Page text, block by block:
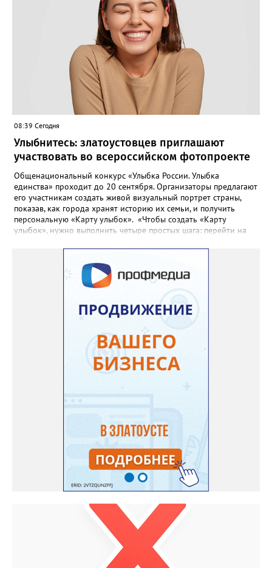
Жители писали в администрацию города и другие инстанции,
пытались ремонтировать дорогу своими силами – всё тщетно»,
– рассказали в ОНФ. Общественники подчеркнули: именно
они добились, чтобы участок разровняли и отсыпали. Для
этого потребовалось обратиться в мэрию Златоуста.
08:39 Сегодня
Улыбнитесь: златоустовцев приглашают
участвовать во всероссийском фотопроекте
Общенациональный конкурс «Улыбка России. Улыбка
единства» проходит до 20 сентября. Организаторы предлагают
его участникам создать живой визуальный портрет страны,
показав, как города хранят историю их семьи, и получить
персональную «Карту улыбок». «Чтобы создать «Карту
улыбок», нужно выполнить четыре простых шага: перейти на
улыбок»; загрузить фотографию с улыбкой – подойдёт портрет
одного человека, пары, семьи или нескольких поколений в
одном кадре; отметить один или несколько городов,
связанных с историей семьи или важными воспоминаниями;
добавить подписи к городам, кратко объяснив связь с каждым
из них, указать контакты и подтвердить согласие с правилами
проекта», - говорится в инструкции на сайте проекта. ‍Заявка
может быть семейной, а после модерации стать частью
визуального архива проекта. 20 участников обещают
пригласить на итоговую фотосессию в Москве. Персональную
«Карту улыбок», которую можно скачать, сохранить и
опубликовать в социальных сетях, отмечают в оргкомитете,